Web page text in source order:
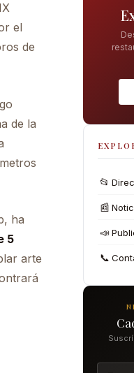
el
de
de la
ha
5
arte
📂
📰
📣
📞